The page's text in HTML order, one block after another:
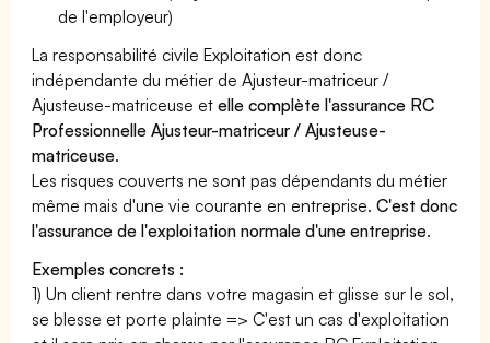
de l'employeur)
La responsabilité civile Exploitation est donc
indépendante du métier de Ajusteur-matriceur /
Ajusteuse-matriceuse etelle complète l'assurance RC
Professionnelle Ajusteur-matriceur / Ajusteuse-
matriceuse.
Les risques couverts ne sont pas dépendants du métier
même mais d'une vie courante en entreprise.C'est donc
l'assurance de l'exploitation normale d'une entreprise.
Exemples concrets :
1) Un client rentre dans votre magasin et glisse sur le sol,
se blesse et porte plainte => C'est un cas d'exploitation